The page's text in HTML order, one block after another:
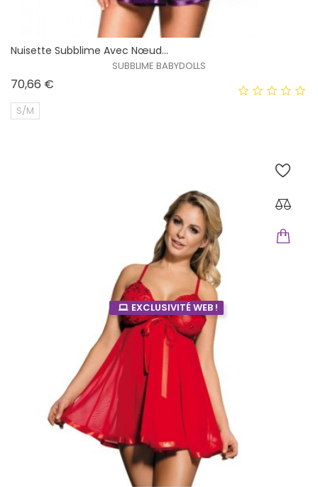
Nuisette Subblime Avec Nœud...
SUBBLIME BABYDOLLS
70,66 €
S/M
EXCLUSIVITÉ WEB !